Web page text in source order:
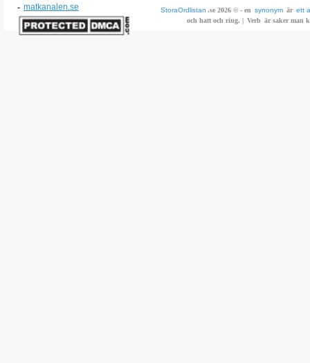
- matkanalen.se StoraOrdlistan .se 2026 © - en synonym är ett
och hatt och ring. | Verb är saker man